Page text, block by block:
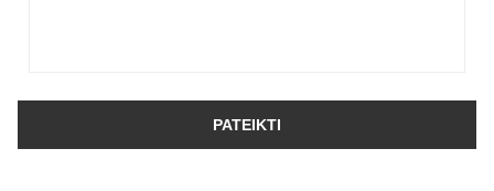
PATEIKTI